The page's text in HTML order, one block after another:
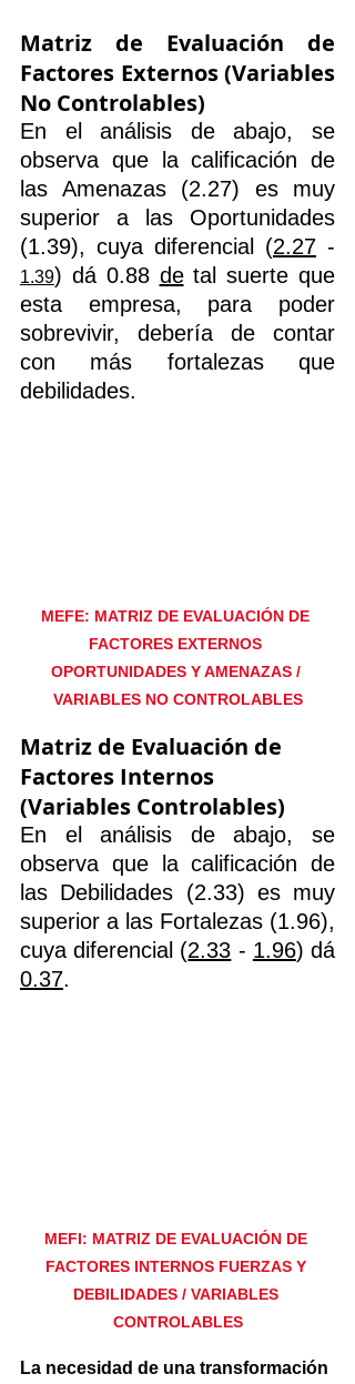
Matriz de Evaluación de
Factores Externos (Variables
No Controlables)
En el análisis de abajo, se
observa que la calificación de
las Amenazas (2.27) es muy
superior a las Oportunidades
(1.39), cuya diferencial (2.27
1.39) dá 0.88 de tal suerte que
esta empresa, para poder
sobrevivir, debería de contar
con más fortalezas que
debilidades.
MEFE: MATRIZ DE EVALUACIÓN DE
FACTORES EXTERNOS
OPORTUNIDADES Y AMENAZAS /
VARIABLES NO CONTROLABLES
Matriz de Evaluación de
Factores Internos
(Variables Controlables)
En el análisis de abajo, se
observa que la calificación de
las Debilidades (2.33) es muy
superior a las Fortalezas (1.96),
cuya diferencial (2.33 - 1.96
0.37.
MEFI: MATRIZ DE EVALUACIÓN DE
FACTORES INTERNOS FUERZAS Y
DEBILIDADES / VARIABLES
CONTROLABLES
La necesidad de una transformación